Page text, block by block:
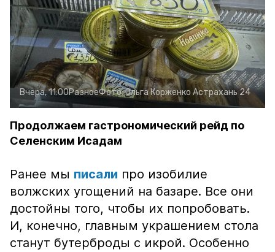
Вчера, 11:00РазноеФото:Ольга Корженко Астрахань 24
Продолжаем гастрономический рейд по
Селенским Исадам
Ранее мы писали про изобилие
волжских угощений на базаре. Все они
достойны того, чтобы их попробовать.
И, конечно, главным украшением стола
станут бутерброды с икрой. Особенно